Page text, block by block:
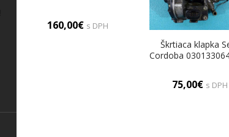
160,00€ s DPH
Škrtiaca klapka
Cordoba
75,00€ s DPH